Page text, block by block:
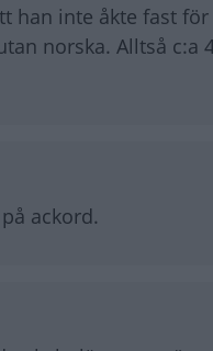
han inte åkte fast
norska. Alltså c:a
ackord.